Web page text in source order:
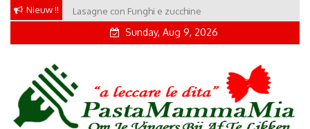
Skip
Nieuw !! Lasagne con Funghi e zucchine
Sunday, Aug 9, 2026